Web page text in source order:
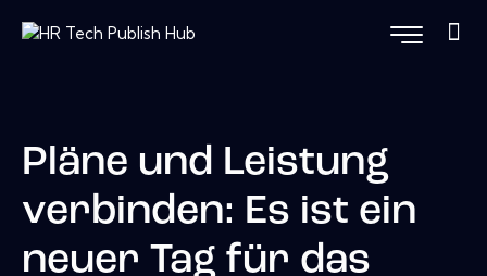
Pläne und Leistung
verbinden: Es ist ein
neuer Tag für das